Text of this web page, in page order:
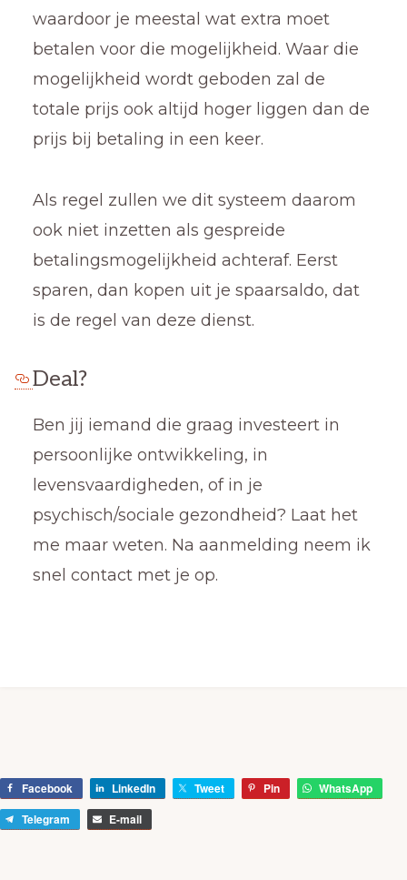
waardoor je meestal wat extra moet
betalen voor die mogelijkheid. Waar die
mogelijkheid wordt geboden zal de
totale prijs ook altijd hoger liggen dan de
prijs bij betaling in een keer.
Als regel zullen we dit systeem daarom
ook niet inzetten als gespreide
betalingsmogelijkheid achteraf. Eerst
sparen, dan kopen uit je spaarsaldo, dat
is de regel van deze dienst.
Deal?
Ben jij iemand die graag investeert in
persoonlijke ontwikkeling, in
levensvaardigheden, of in je
psychisch/sociale gezondheid? Laat het
me maar weten. Na aanmelding neem ik
snel contact met je op.
Facebook LinkedIn Tweet Pin
WhatsApp
Telegram
E-mail